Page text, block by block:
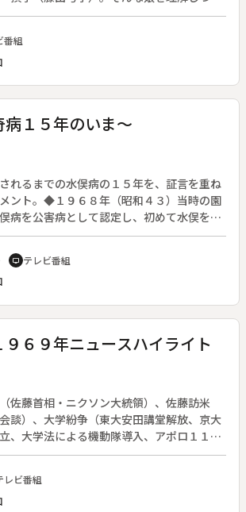
に、いつかひとりの女として生きる知恵を
中畑道子）。そんな２人を中心に、世代の
れ成長していく姿を明るく描く。原作：森
レビ小説第８作。（１９６８年４月１日～
番組
１５年のいま～
れるまでの水俣病の１５年を、証言を重ね
ント。◆１９６８年（昭和４３）当時の園
病を公害病として認定し、初めて水俣を見
俣病は「猫狂い」と呼ばれ、奇病と恐れら
を引き起こしていた。公害病と認定された
１１人であった。
tv テレビ番組
６９年ニュースハイライト
佐藤首相・ニクソン大統領）、佐藤訪米
会談）、大学紛争（東大安田講堂解放、京大
、大学法による機動隊導入、アポロ１１号
路開通、人口甘味料チクロ問題、子供の誘
渋谷）、ピストル射殺事件犯人逮捕、初の
昭和４４年のニュースハイライト。◆※番
部分があります。ご了承ください。（１分
レビ番組